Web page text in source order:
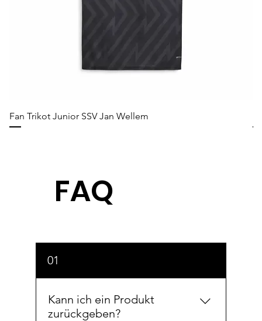
Fan Trikot Junior SSV Jan Wellem
01
Kann ich ein Produkt
zurückgeben?
FAQ